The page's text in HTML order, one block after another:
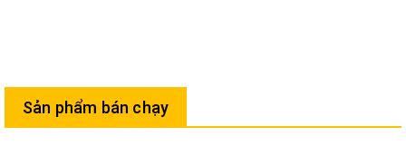
Sản phẩm bán chạy